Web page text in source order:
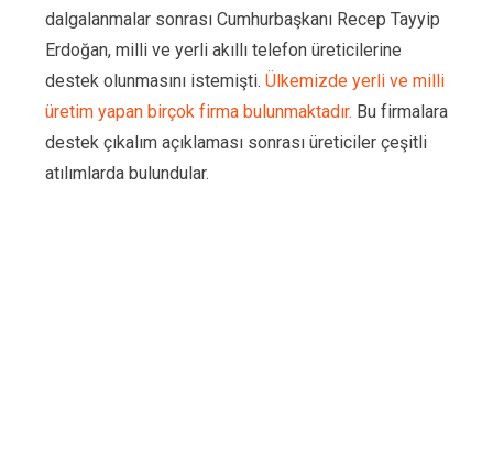
dalgalanmalar sonrası Cumhurbaşkanı Recep Tayyip
Erdoğan, milli ve yerli akıllı telefon üreticilerine
destek olunmasını istemişti. Ülkemizde yerli ve milli
üretim yapan birçok firma bulunmaktadır. Bu firmalara
destek çıkalım açıklaması sonrası üreticiler çeşitli
atılımlarda bulundular.